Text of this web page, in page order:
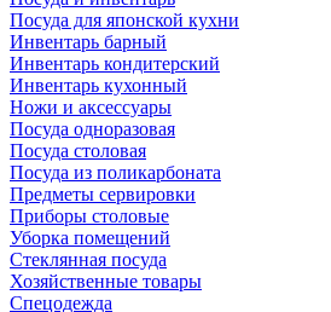
Посуда для японской кухни
Инвентарь барный
Инвентарь кондитерский
Инвентарь кухонный
Ножи и аксессуары
Посуда одноразовая
Посуда столовая
Посуда из поликарбоната
Предметы сервировки
Приборы столовые
Уборка помещений
Стеклянная посуда
Хозяйственные товары
Спецодежда